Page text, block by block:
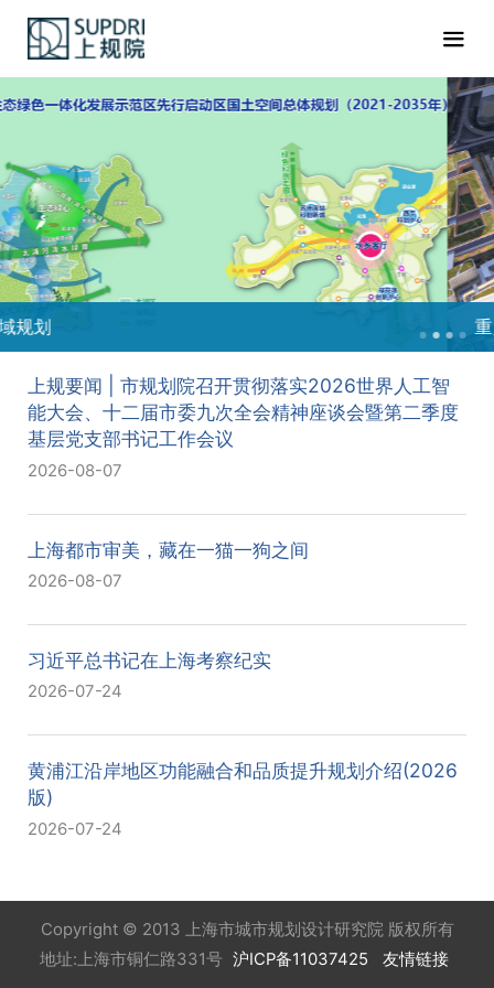
上规要闻 | 市规划院召开贯彻落实2026世界人工智
能大会、十二届市委九次全会精神座谈会暨第二季度
基层党支部书记工作会议
2026-08-07
上海都市审美，藏在一猫一狗之间
2026-08-07
习近平总书记在上海考察纪实
2026-07-24
黄浦江沿岸地区功能融合和品质提升规划介绍(2026
版)
2026-07-24
Copyright © 2013 上海市城市规划设计研究院 版权所有
地址:上海市铜仁路331号 沪ICP备11037425 友情链接